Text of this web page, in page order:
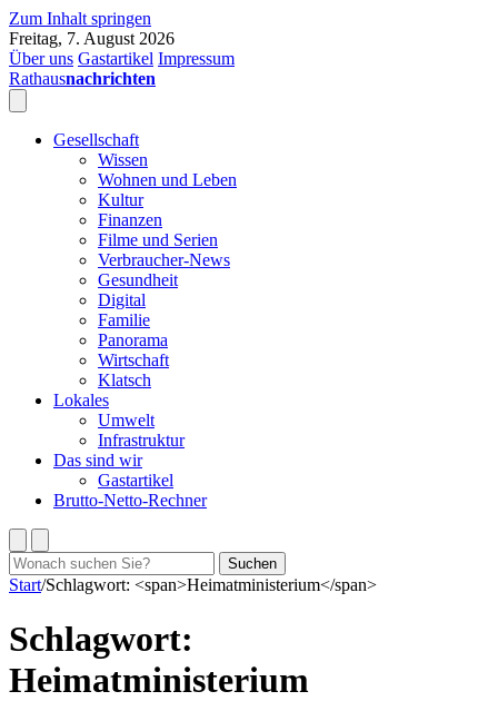
Zum Inhalt springen
Freitag, 7. August 2026
Über uns Gastartikel Impressum
Rathausnachrichten
Gesellschaft
Wissen
Wohnen und Leben
Kultur
Finanzen
Filme und Serien
Verbraucher-News
Gesundheit
Digital
Familie
Panorama
Wirtschaft
Klatsch
Lokales
Umwelt
Infrastruktur
Das sind wir
Gastartikel
Brutto-Netto-Rechner
Suchen
nach:
Suchen
Start/Schlagwort: <span>Heimatministerium</span>
Schlagwort:
Heimatministerium